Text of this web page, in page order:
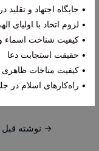
• جایگاه اجتهاد و
• لزوم اتحاد با اولیای
• کیفیت شناخت اسماء
• حقیقت استجابت دعا
• کیفیت مناجات ظاهری
• راه‌کارهای اسلام در
راهبری
→ نوشته قبل